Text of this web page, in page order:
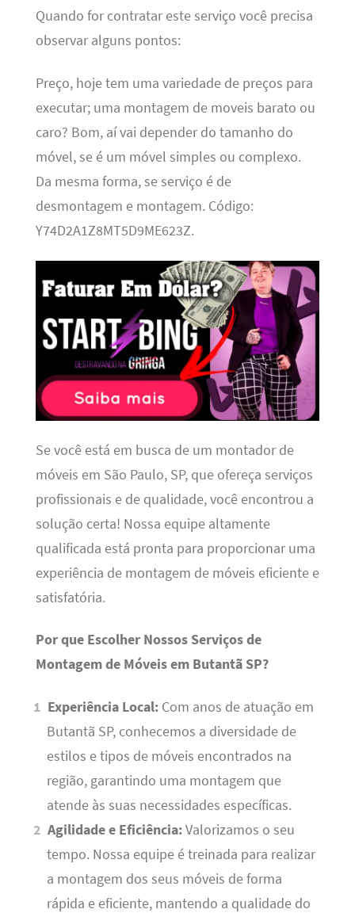
Quando for contratar este serviço você precisa
observar alguns pontos:
Preço, hoje tem uma variedade de preços para
executar; uma montagem de moveis barato ou
caro? Bom, aí vai depender do tamanho do
móvel, se é um móvel simples ou complexo.
Da mesma forma, se serviço é de
desmontagem e montagem. Código:
Y74D2A1Z8MT5D9ME623Z.
Se você está em busca de um montador de
móveis em São Paulo, SP, que ofereça serviços
profissionais e de qualidade, você encontrou a
solução certa! Nossa equipe altamente
qualificada está pronta para proporcionar uma
experiência de montagem de móveis eficiente e
satisfatória.
Por que Escolher Nossos Serviços de
Montagem de Móveis em Butantã SP?
Experiência Local: Com anos de atuação em
Butantã SP, conhecemos a diversidade de
estilos e tipos de móveis encontrados na
região, garantindo uma montagem que
atende às suas necessidades específicas.
Agilidade e Eficiência:Valorizamos o seu
tempo. Nossa equipe é treinada para realizar
a montagem dos seus móveis de forma
rápida e eficiente, mantendo a qualidade do